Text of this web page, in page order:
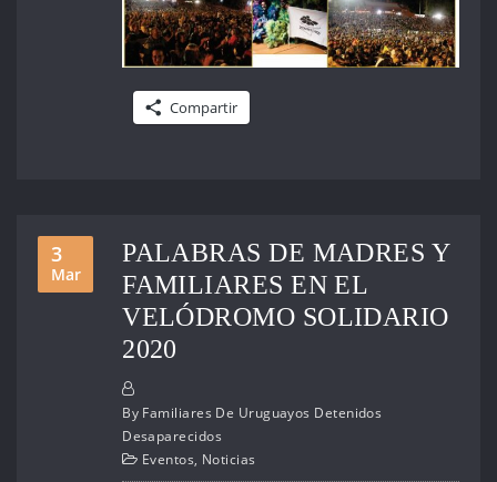
Compartir
3
Mar
PALABRAS DE MADRES Y
FAMILIARES EN EL
VELÓDROMO SOLIDARIO
2020
By Familiares De Uruguayos Detenidos
Desaparecidos
Eventos, Noticias